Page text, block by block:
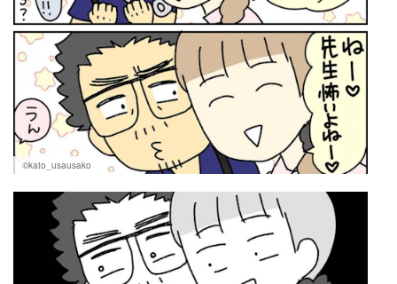
©kato_usausako